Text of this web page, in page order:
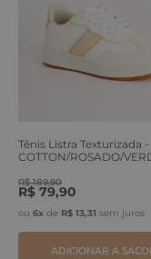
Tênis Listra Texturizada -
COTTON/ROSADO/
R$ 189,90
R$ 79,90
ou 6x de R$ 13,31 sem juros
ADICIONAR A